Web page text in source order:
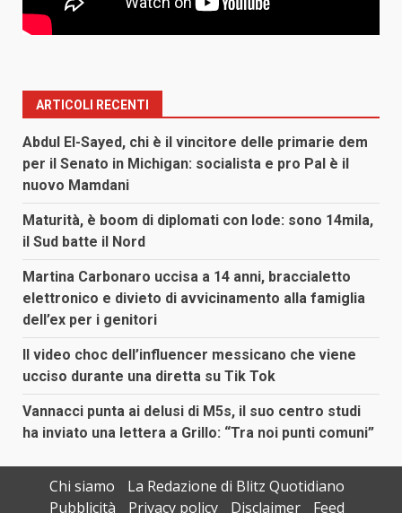
ARTICOLI RECENTI
Abdul El-Sayed, chi è il vincitore delle primarie dem
per il Senato in Michigan: socialista e pro Pal è il
nuovo Mamdani
Maturità, è boom di diplomati con lode: sono 14mila,
il Sud batte il Nord
Martina Carbonaro uccisa a 14 anni, braccialetto
elettronico e divieto di avvicinamento alla famiglia
dell’ex per i genitori
Il video choc dell’influencer messicano che viene
ucciso durante una diretta su Tik Tok
Vannacci punta ai delusi di M5s, il suo centro studi
ha inviato una lettera a Grillo: “Tra noi punti comuni”
Chi siamo
La Redazione di Blitz Quotidiano
Pubblicità
Privacy policy Disclaimer Feed